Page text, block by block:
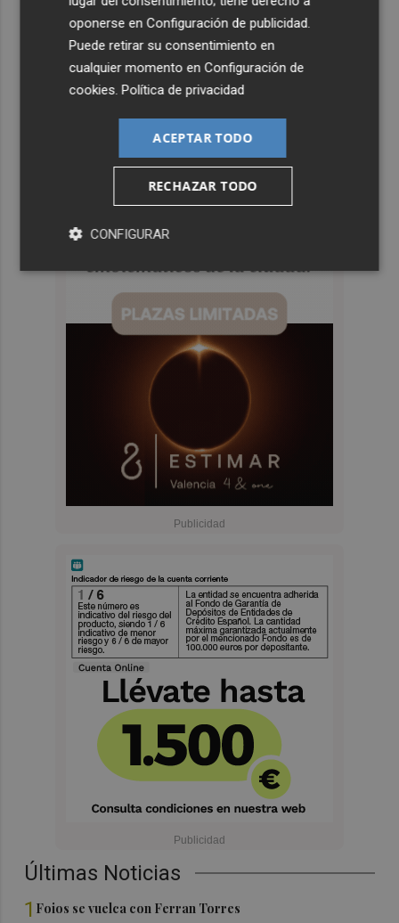
Últimas Noticias
1 Foios se vuelca con Ferran Torres
oponerse enConfiguración de publicidad
Puede retirar su consentimiento en
cualquier momento enConfiguración de
cookies .Política de privacidad
ACEPTAR TODO
RECHAZAR TODO
CONFIGURAR